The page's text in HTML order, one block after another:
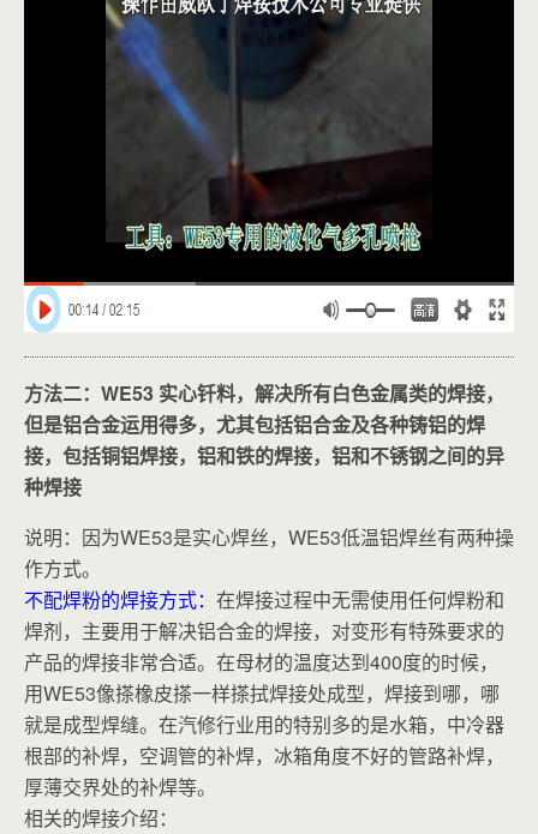
方法二：WE53 实心钎料，解决所有白色金属类的焊接，
但是铝合金运用得多，尤其包括铝合金及各种铸铝的焊
接，包括铜铝焊接，铝和铁的焊接，铝和不锈钢之间的异
种焊接
说明：因为WE53是实心焊丝，WE53低温铝焊丝有两种操
作方式。
不配焊粉的焊接方式： 在焊接过程中无需使用任何焊粉和
焊剂，主要用于解决铝合金的焊接，对变形有特殊要求的
产品的焊接非常合适。在母材的温度达到400度的时候，
用WE53像搽橡皮搽一样搽拭焊接处成型，焊接到哪，哪
就是成型焊缝。在汽修行业用的特别多的是水箱，中冷器
根部的补焊，空调管的补焊，冰箱角度不好的管路补焊，
厚薄交界处的补焊等。
相关的焊接介绍：